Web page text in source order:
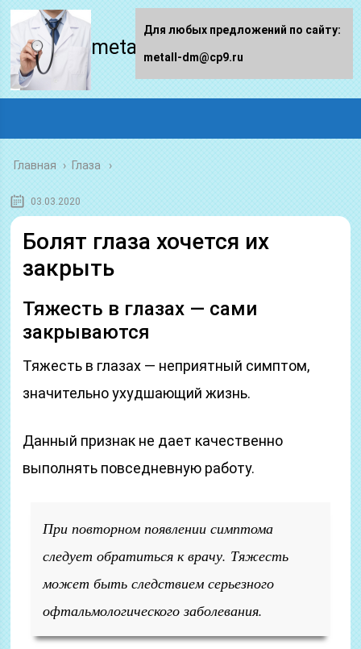
metall-dm.ru
Главная › Глаза
03.03.2020
Болят глаза хочется их
закрыть
Тяжесть в глазах — сами
закрываются
Тяжесть в глазах — неприятный симптом,
значительно ухудшающий жизнь.
Данный признак не дает качественно
выполнять повседневную работу.
При повторном появлении симптома
следует обратиться к врачу. Тяжесть
может быть следствием серьезного
офтальмологического заболевания.
Для любых предложений по сайту:
metall-dm@cp9.ru